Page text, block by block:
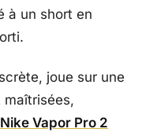
à un short en
joue sur une
Nike Vapor Pro 2